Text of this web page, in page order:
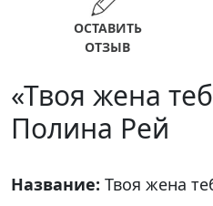
ОСТАВИТЬ
ОТЗЫВ
«Твоя жена
Полина Рей
Название: Твоя жена